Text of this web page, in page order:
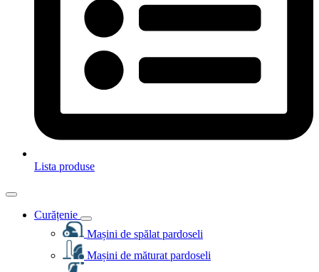
Lista produse
Curățenie
Mașini de spălat pardoseli
Mașini de măturat pardoseli